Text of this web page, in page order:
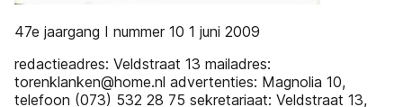
47e jaargang I nummer 10 1 juni 2009
redactieadres: Veldstraat 13 mailadres:
torenklanken@home.nl advertenties: Magnolia 10,
telefoon (073) 532 28 75 sekretariaat: Veldstraat 13,